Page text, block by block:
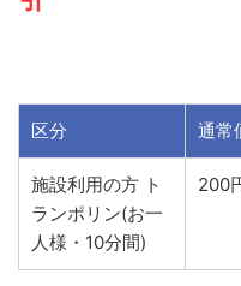
区分 通常
施設利用の方 ト
ランポリン(お一
人様・10分間)
200